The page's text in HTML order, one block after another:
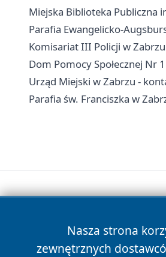
Miejska Biblioteka Publiczna
Parafia Ewangelicko-
Komisariat III Policji w
Dom Pomocy Społecznej Nr
Urząd Miejski w Zabrzu -
Parafia św. Franciszka w
Nasza strona
zewnętrznych